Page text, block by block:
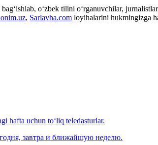
o‘zbek tilini o‘rganuvchilar,
, Sarlavha.com loyihalarini hukmingizga
hafta uchun to‘liq teledasturlar.
завтра и ближайшую неделю.